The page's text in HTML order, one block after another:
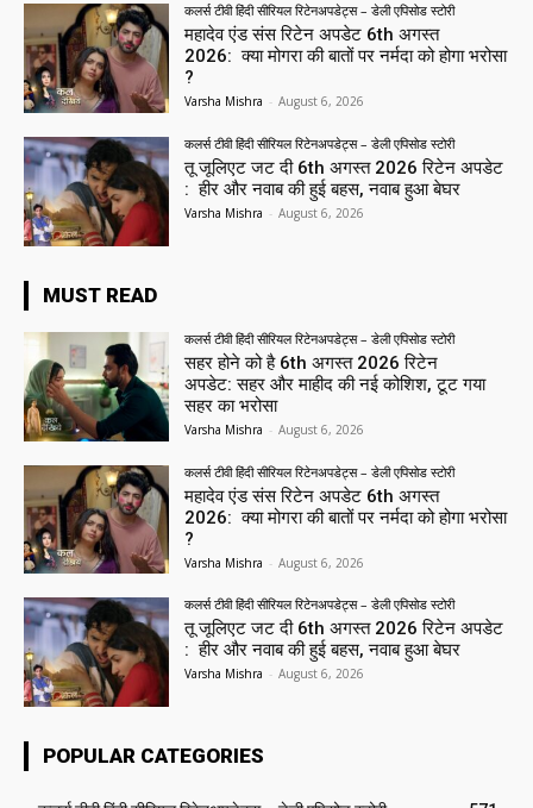
कलर्स टीवी हिंदी सीरियल रिटेनअपडेट्स – डेली एपिसोड स्टोरी
महादेव एंड संस रिटेन अपडेट 6th अगस्त
2026: क्या मोगरा की बातों पर नर्मदा को होगा भरोसा
?
Varsha Mishra - August 6, 2026
कलर्स टीवी हिंदी सीरियल रिटेनअपडेट्स – डेली एपिसोड स्टोरी
तू जूलिएट जट दी 6th अगस्त 2026 रिटेन अपडेट
: हीर और नवाब की हुई बहस, नवाब हुआ बेघर
Varsha Mishra - August 6, 2026
MUST READ
कलर्स टीवी हिंदी सीरियल रिटेनअपडेट्स – डेली एपिसोड स्टोरी
सहर होने को है 6th अगस्त 2026 रिटेन
अपडेट: सहर और माहीद की नई कोशिश, टूट गया
सहर का भरोसा
Varsha Mishra - August 6, 2026
कलर्स टीवी हिंदी सीरियल रिटेनअपडेट्स – डेली एपिसोड स्टोरी
महादेव एंड संस रिटेन अपडेट 6th अगस्त
2026: क्या मोगरा की बातों पर नर्मदा को होगा भरोसा
?
Varsha Mishra - August 6, 2026
कलर्स टीवी हिंदी सीरियल रिटेनअपडेट्स – डेली एपिसोड स्टोरी
तू जूलिएट जट दी 6th अगस्त 2026 रिटेन अपडेट
: हीर और नवाब की हुई बहस, नवाब हुआ बेघर
Varsha Mishra - August 6, 2026
POPULAR CATEGORIES